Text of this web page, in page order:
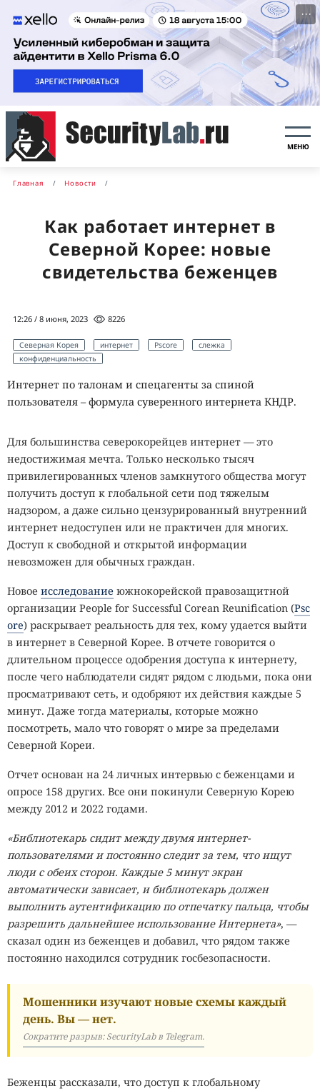
···
МЕНЮ
Главная Новости
Как работает интернет в
Северной Корее: новые
свидетельства беженцев
12:26 / 8 июня, 2023 8226
Северная Корея интернет Pscore
слежка
конфиденциальность
Интернет по талонам и спецагенты за спиной
пользователя – формула суверенного интернета КНДР.
Для большинства северокорейцев интернет — это
недостижимая мечта. Только несколько тысяч
привилегированных членов замкнутого общества могут
получить доступ к глобальной сети под тяжелым
надзором, а даже сильно цензурированный внутренний
интернет недоступен или не практичен для многих.
Доступ к свободной и открытой информации
невозможен для обычных граждан.
Новое исследование южнокорейской правозащитной
организации People for Successful Corean Reunification (Psc
ore) раскрывает реальность для тех, кому удается выйти
в интернет в Северной Корее. В отчете говорится о
длительном процессе одобрения доступа к интернету,
после чего наблюдатели сидят рядом с людьми, пока они
просматривают сеть, и одобряют их действия каждые 5
минут. Даже тогда материалы, которые можно
посмотреть, мало что говорят о мире за пределами
Северной Кореи.
Отчет основан на 24 личных интервью с беженцами и
опросе 158 других. Все они покинули Северную Корею
между 2012 и 2022 годами.
«Библиотекарь сидит между двумя интернет-
пользователями и постоянно следит за тем, что ищут
люди с обеих сторон. Каждые 5 минут экран
автоматически зависает, и библиотекарь должен
выполнить аутентификацию по отпечатку пальца, чтобы
разрешить дальнейшее использование Интернета», —
сказал один из беженцев и добавил, что рядом также
постоянно находился сотрудник госбезопасности.
Мошенники изучают новые схемы каждый
день. Вы — нет.
Сократите разрыв: SecurityLab в Telegram.
Беженцы рассказали, что доступ к глобальному